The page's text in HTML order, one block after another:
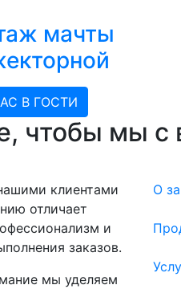
мачты
В ГОСТИ
чтобы мы с
клиентами
отличает
и
заказов.
мы уделяем
О